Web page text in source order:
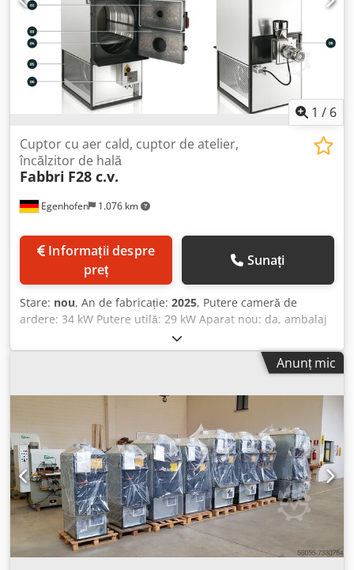
spațiu: 500 m³ Suprafață de încălzire: 100/150 m² Înălțime
sobă fără conducte de distribuție: 1560 mm Lățime sobă:
550 mm Dedpfx Ajpkwhqeicsck Lungime sobă fără
ventilator gaze arse: 920 mm Greutate: 200 kg
1 / 6
Egenhofen 1.076 km
Cuptor cu aer cald, cuptor de atelier,
încălzitor de hală
Fabbri F28 c.v.
preț
Sunați
Stare: nou, An de fabricație: 2025, Putere cameră de
ardere: 34 kW Putere utilă: 29 kW Aparat nou: da, ambalaj
original Ventilator aer cald, ventilator gaze arse, control cu
afișaj digital: inclus Conducte distribuție aer cald: 2 x 180
mm cu coturi de 90° articulate, detașabile Diametru
Lungime cameră de ardere: 500 mm Lățime cameră de
ardere: 400 mm Înălțime cameră de ardere: 590 mm Debit
aer: 2200 m³/h Consum de energie: 400 W Proiectat pentru
volum de încăpere: 500 m³ Suprafață de încălzit: 100/150
m² Înălțime sobă fără conducte de distribuție aer cald:
1560 mm Lățime sobă: 550 mm Lungime sobă fără
ventilator gaze arse: 920 mm Greutate: 190 kg
Anunț mic